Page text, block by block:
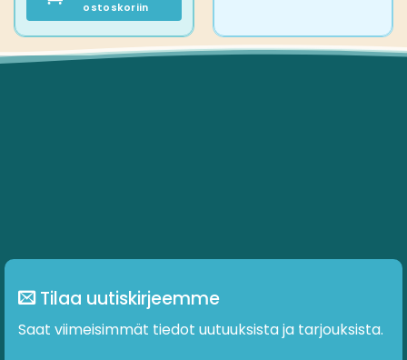
ostoskoriin
Tilaa uutiskirjeemme
Saat viimeisimmät tiedot uutuuksista ja tarjouksista.